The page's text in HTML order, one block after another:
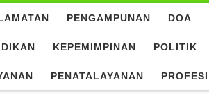
PENGAMPUNAN DOA
KEPEMIMPINAN POLITIK
PENATALAYANAN PROFESI